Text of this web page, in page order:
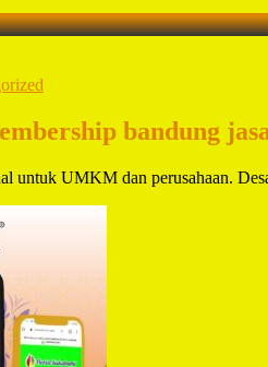
bandung
untuk UMKM dan perusahaan.